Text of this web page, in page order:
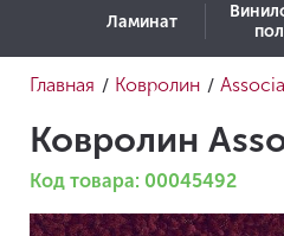
Ламинат
Главная / Ковролин /
Ковролин
Код товара: 00045492